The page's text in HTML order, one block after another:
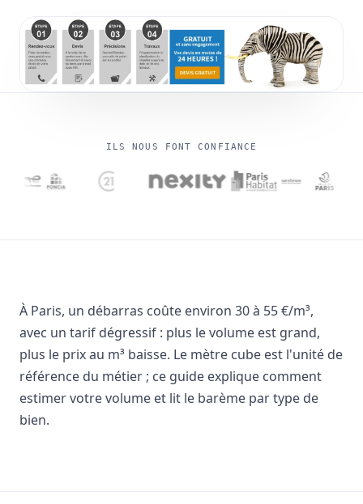
ILS NOUS FONT CONFIANCE
À Paris, un débarras coûte environ 30 à 55 €/m³,
avec un tarif dégressif : plus le volume est grand,
plus le prix au m³ baisse. Le mètre cube est l'unité de
référence du métier ; ce guide explique comment
estimer votre volume et lit le barème par type de
bien.